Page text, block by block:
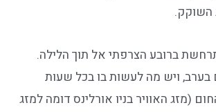
השוקק.
ברובע הצרפתי אל תוך הלילה.
בערב, ויש מה לעשות בו בכל שעות
(מזג האוויר בניו אורלינס דומה למזג